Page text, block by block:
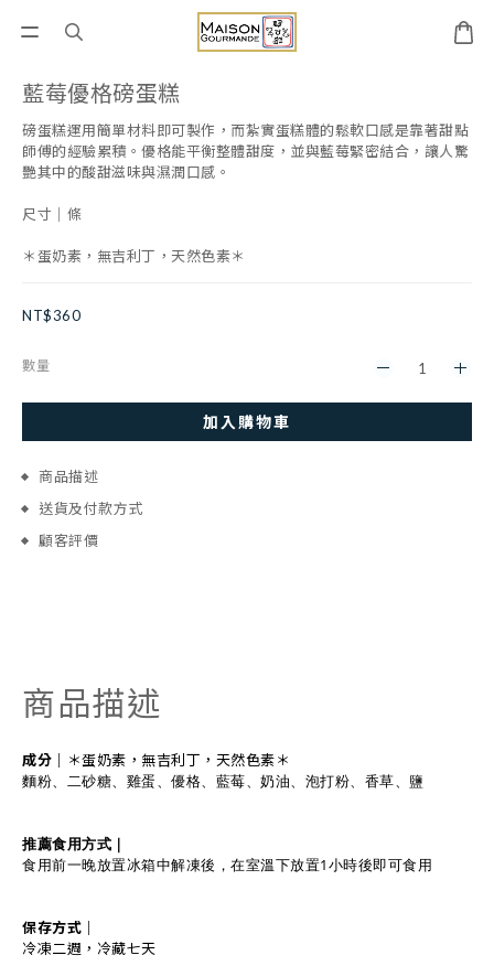
藍莓優格磅蛋糕
磅蛋糕運用簡單材料即可製作，而紮實蛋糕體的鬆軟口感是靠著甜點
師傅的經驗累積。優格能平衡整體甜度，並與藍莓緊密結合，讓人驚
艷其中的酸甜滋味與濕潤口感。
尺寸｜條
＊蛋奶素，無吉利丁，天然色素＊
NT$360
數量
加入購物車
商品描述
送貨及付款方式
顧客評價
商品描述
成分｜ ＊蛋奶素，無吉利丁，天然色素＊
麵粉、二砂糖、雞蛋、優格、藍莓、奶油、泡打粉、香草、鹽
推薦食用方式｜
食用前一晚放置冰箱中解凍後，在室溫下放置1小時後即可食用
保存方式｜
冷凍二週，冷藏七天